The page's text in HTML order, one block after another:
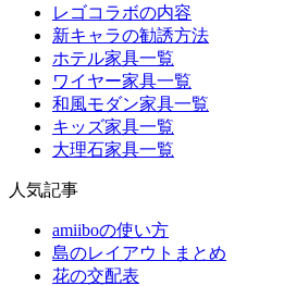
レゴコラボの内容
新キャラの勧誘方法
ホテル家具一覧
ワイヤー家具一覧
和風モダン家具一覧
キッズ家具一覧
大理石家具一覧
人気記事
amiiboの使い方
島のレイアウトまとめ
花の交配表